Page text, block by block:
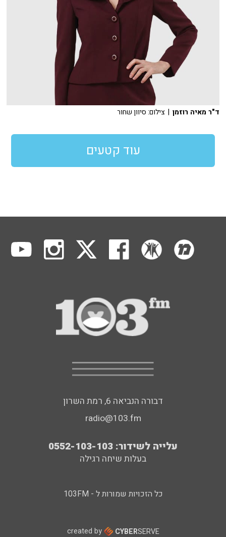
ד"ר מאיה רוזמן | צילום: סיוון שחור
עוד קטעים
דבורה הנביאה 6, רמת השרון
radio@103.fm
עלייה לשידור: 0552-103-103
בעלות שיחה רגילה
כל הזכויות שמורות ל - 103FM
created by CYBERSERVE